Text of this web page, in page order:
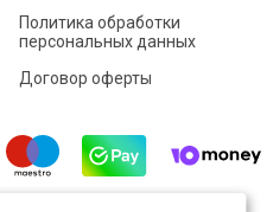
Политика обработки
персональных данных
Договор оферты